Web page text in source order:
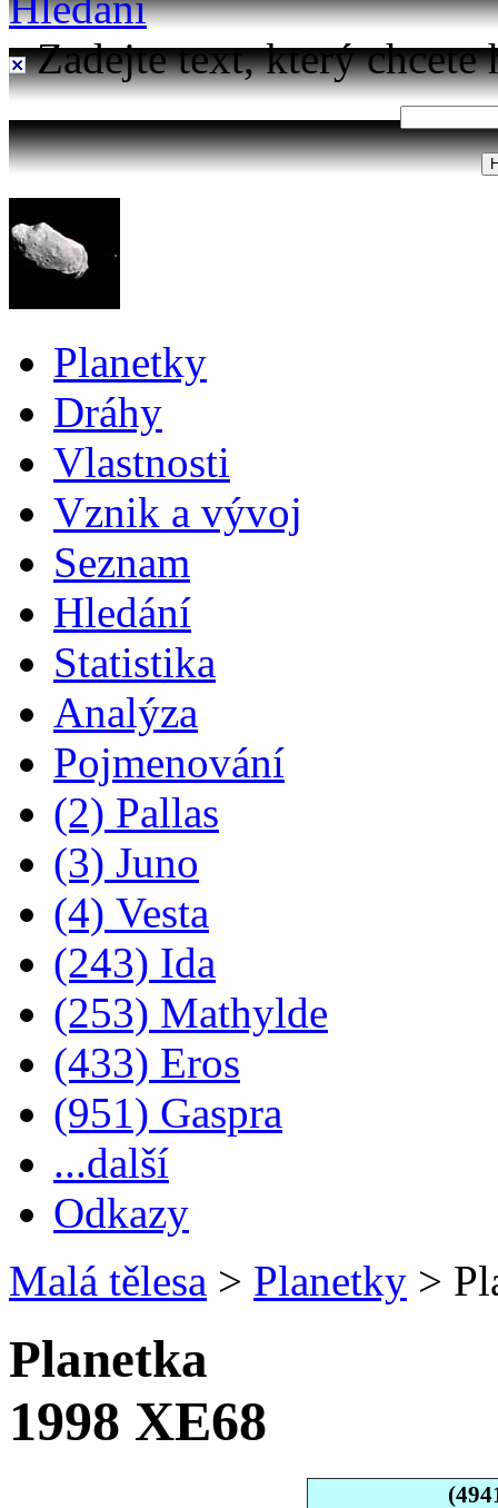
Zadejte text, který chcete
Planetky
Dráhy
Vlastnosti
Vznik a vývoj
Seznam
Hledání
Statistika
Analýza
Pojmenování
(2) Pallas
(3) Juno
(4) Vesta
(243) Ida
(253) Mathylde
(433) Eros
(951) Gaspra
...další
Odkazy
Malá tělesa > Planetky >
Planetka
1998 XE68